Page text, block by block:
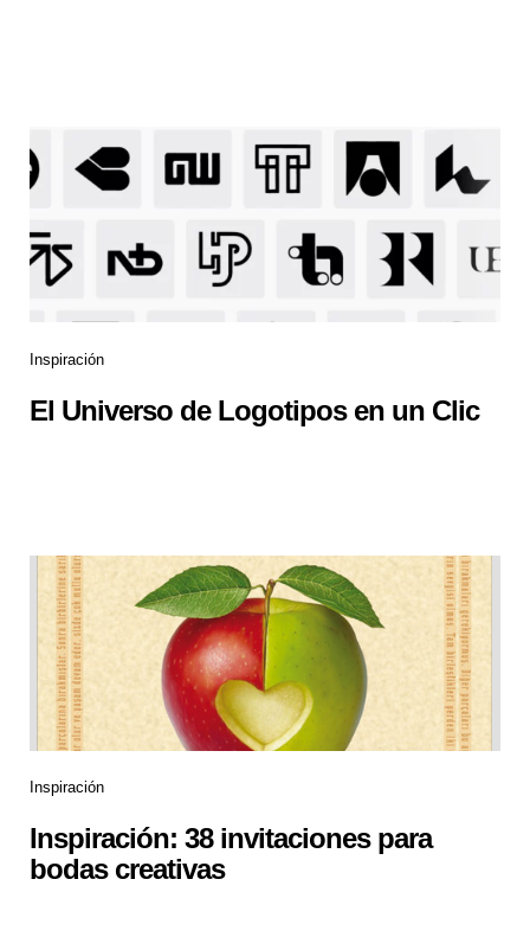
Inspiración
El Universo de Logotipos en un Clic
Inspiración
Inspiración: 38 invitaciones para
bodas creativas